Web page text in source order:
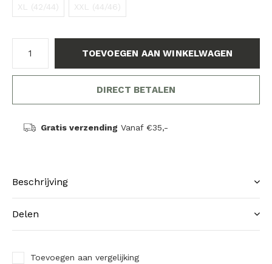
XL (42/44) XXL (44/46)
TOEVOEGEN AAN WINKELWAGEN
DIRECT BETALEN
Gratis verzending Vanaf €35,-
Beschrijving
Delen
Toevoegen aan vergelijking